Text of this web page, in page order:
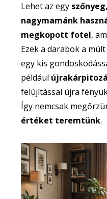
Lehet az egy
nagymamánk
megkopott fotel,
Ezek a darabok a
egy kis
például
felújítással újra
Így nemcsak
értéket teremtünk.